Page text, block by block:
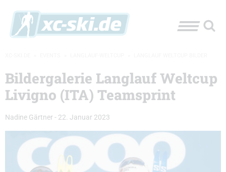
Bildergalerie Langlauf Weltcup
Livigno (ITA) Teamsprint
Nadine Gärtner - 22. Januar 2023